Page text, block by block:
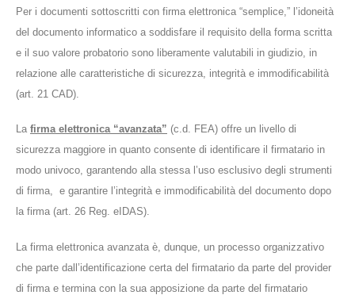
Per i documenti sottoscritti con firma elettronica “semplice,” l’idoneità
del documento informatico a soddisfare il requisito della forma scritta
e il suo valore probatorio sono liberamente valutabili in giudizio, in
relazione alle caratteristiche di sicurezza, integrità e immodificabilità
(art. 21 CAD).
La firma elettronica “avanzata” (c.d. FEA) offre un livello di
sicurezza maggiore in quanto consente di identificare il firmatario in
modo univoco, garantendo alla stessa l’uso esclusivo degli strumenti
di firma, e garantire l’integrità e immodificabilità del documento dopo
la firma (art. 26 Reg. eIDAS).
La firma elettronica avanzata è, dunque, un processo organizzativo
che parte dall’identificazione certa del firmatario da parte del provider
di firma e termina con la sua apposizione da parte del firmatario